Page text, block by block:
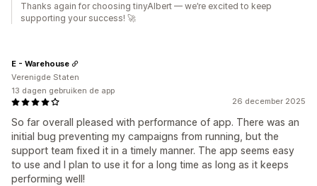
Thanks again for choosing tinyAlbert — we’re excited to keep
supporting your success! 🚀
26 december 2025
So far overall pleased with performance of app. There was an
initial bug preventing my campaigns from running, but the
support team fixed it in a timely manner. The app seems easy
to use and I plan to use it for a long time as long as it keeps
performing well!
E - Warehouse
Verenigde Staten
13 dagen gebruiken de app